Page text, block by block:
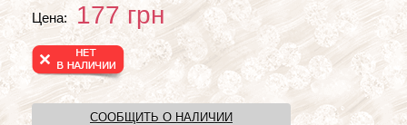
Цена: 177грн
СООБЩИТЬ О НАЛИЧИИ